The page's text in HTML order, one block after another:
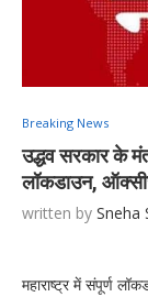
Breaking News
उद्धव सरकार के
लॉकडाउन,
written by Sneha
महाराष्ट्र में संपूर्ण